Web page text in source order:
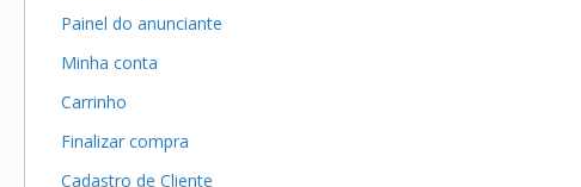
Painel do anunciante
Minha conta
Carrinho
Finalizar compra
Cadastro de Cliente